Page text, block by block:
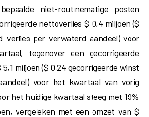
niet-routinematige posten
nettoverlies $ 0,4 miljoen ($
verlies per verwaterd aandeel) voor
tegenover een gecorrigeerde
miljoen ($ 0,24 gecorrigeerde winst
voor het kwartaal van vorig
het huidige kwartaal steeg met 19%
vergeleken met een omzet van $